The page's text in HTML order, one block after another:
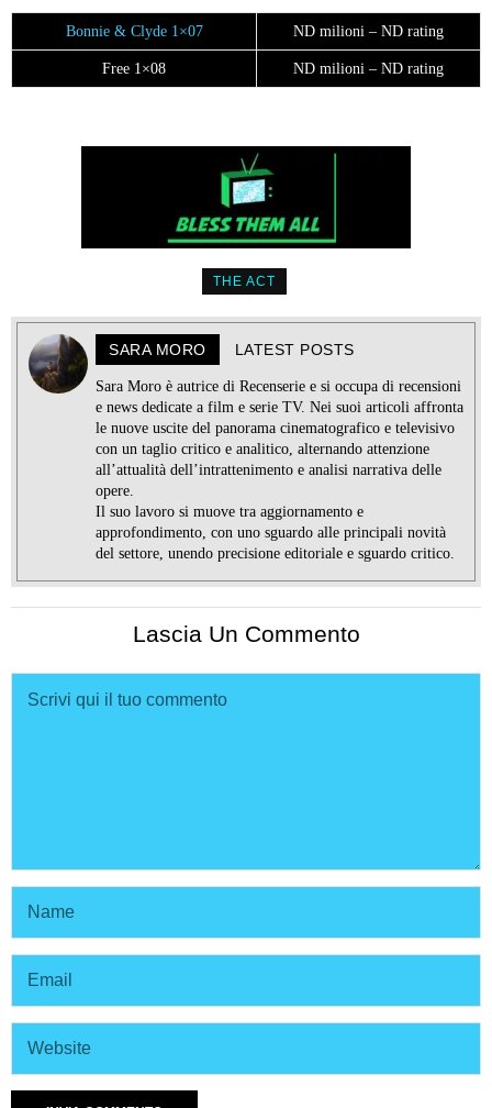
Bonnie & Clyde 1×07 ND milioni – ND rating
Free 1×08 ND milioni – ND rating
THE ACT
SARA MORO LATEST POSTS
Sara Moro è autrice di Recenserie e si occupa di recensioni
e news dedicate a film e serie TV. Nei suoi articoli affronta
le nuove uscite del panorama cinematografico e televisivo
con un taglio critico e analitico, alternando attenzione
all’attualità dell’intrattenimento e analisi narrativa delle
opere.
Il suo lavoro si muove tra aggiornamento e
approfondimento, con uno sguardo alle principali novità
del settore, unendo precisione editoriale e sguardo critico.
Lascia Un Commento